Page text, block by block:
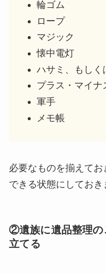
輪ゴム
ロープ
マジック
懐中電灯
ハサミ、もしく
プラス・マイナ
軍手
メモ帳
必要なものを揃えて
できる状態にしておき
②遺族に遺品整理の
立てる